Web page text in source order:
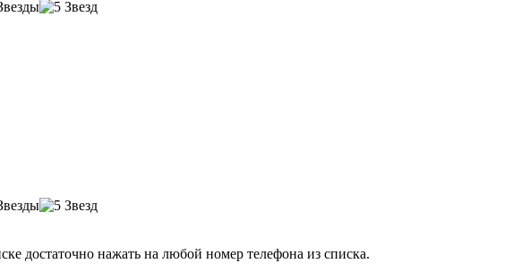
достаточно нажать на любой номер телефона из списка.